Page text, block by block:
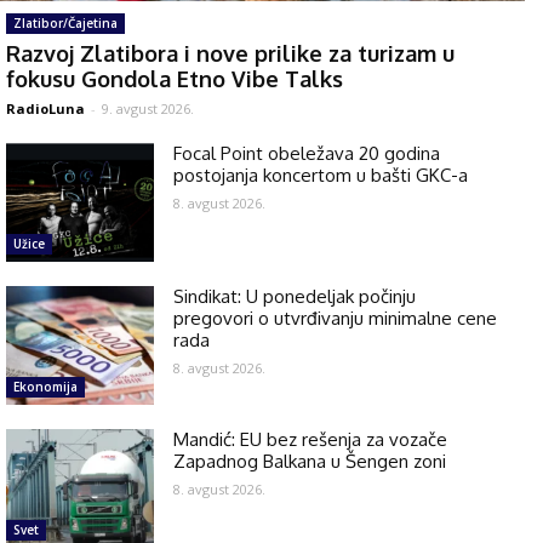
Zlatibor/Čajetina
Razvoj Zlatibora i nove prilike za turizam u
fokusu Gondola Etno Vibe Talks
RadioLuna - 9. avgust 2026.
Užice
Focal Point obeležava 20 godina
postojanja koncertom u bašti GKC-a
8. avgust 2026.
Ekonomija
Sindikat: U ponedeljak počinju
pregovori o utvrđivanju minimalne cene
rada
8. avgust 2026.
Svet
Mandić: EU bez rešenja za vozače
Zapadnog Balkana u Šengen zoni
8. avgust 2026.